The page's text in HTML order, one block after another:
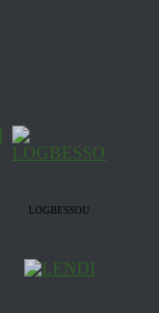
LOGBESSOU